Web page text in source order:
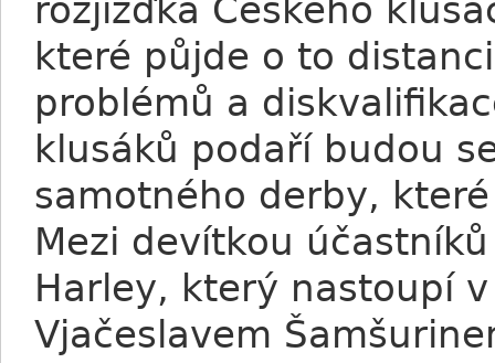
rozjížďka Českého
které půjde o to
problémů a
klusáků podaří budou
samotného derby,
Mezi devítkou
Harley, který nastoupí
Vjačeslavem